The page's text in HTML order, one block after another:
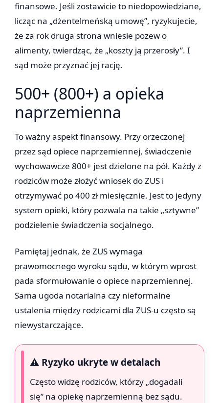
finansowe. Jeśli zostawicie to niedopowiedziane,
licząc na „dżentelmeńską umowę”, ryzykujecie,
że za rok druga strona wniesie pozew o
alimenty, twierdząc, że „koszty ją przerosły”. I
sąd może przyznać jej rację.
500+ (800+) a opieka
naprzemienna
To ważny aspekt finansowy. Przy orzeczonej
przez sąd opiece naprzemiennej, świadczenie
wychowawcze 800+ jest dzielone na pół. Każdy z
rodziców może złożyć wniosek do ZUS i
otrzymywać po 400 zł miesięcznie. Jest to jedyny
system opieki, który pozwala na takie „sztywne”
podzielenie świadczenia socjalnego.
Pamiętaj jednak, że ZUS wymaga
prawomocnego wyroku sądu, w którym wprost
pada sformułowanie o opiece naprzemiennej.
Sama ugoda notarialna czy nieformalne
ustalenia między rodzicami dla ZUS-u często są
niewystarczające.
⚠️ Ryzyko ukryte w detalach
Często widzę rodziców, którzy „dogadali
się” na opiekę naprzemienną bez sądu.